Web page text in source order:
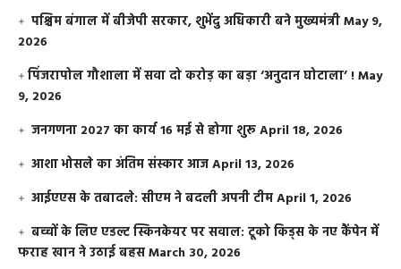
पश्चिम बंगाल में बीजेपी सरकार, शुभेंदु अधिकारी बने मुख्यमंत्रीMay 9,
2026
​पिंजरापोल गौशाला में सवा दो करोड़ का बड़ा ‘अनुदान घोटाला’ !May
9, 2026
जनगणना 2027 का कार्य 16 मई से होगा शुरूApril 18, 2026
आशा भोसले का अंतिम संस्कार आजApril 13, 2026
आईएएस के तबादले: सीएम ने बदली अपनी टीमApril 1, 2026
बच्चों के लिए एडल्ट स्किनकेयर पर सवाल: टूको किड्स के नए कैंपेन में
फराह खान ने उठाई बहसMarch 30, 2026